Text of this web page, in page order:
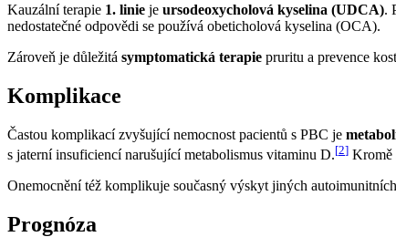
Kauzální terapie 1. linie je ursodeoxycholová kyselina (UDCA).
nedostatečné odpovědi se používá obeticholová kyselina (OCA).
Zároveň je důležitá symptomatická terapie pruritu a prevence
Komplikace
Častou komplikací zvyšující nemocnost pacientů s PBC je
s jaterní insuficiencí narušující metabolismus vitaminu D.[2] Kromě
Onemocnění též komplikuje současný výskyt jiných
Prognóza